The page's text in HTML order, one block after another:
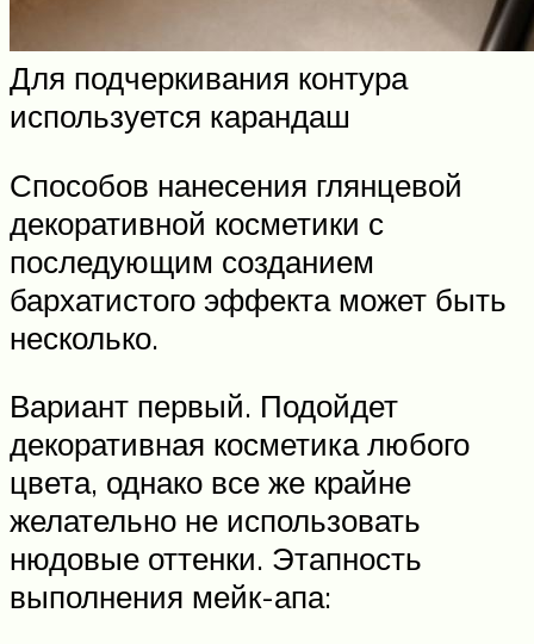
Для подчеркивания контура
используется карандаш
Способов нанесения глянцевой
декоративной косметики с
последующим созданием
бархатистого эффекта может быть
несколько.
Вариант первый. Подойдет
декоративная косметика любого
цвета, однако все же крайне
желательно не использовать
нюдовые оттенки. Этапность
выполнения мейк-апа: